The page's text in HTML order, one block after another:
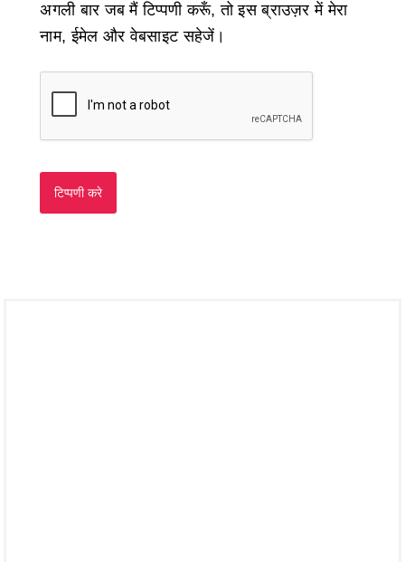
अगली बार जब मैं टिप्पणी करूँ, तो इस ब्राउज़र में मेरा
नाम, ईमेल और वेबसाइट सहेजें।